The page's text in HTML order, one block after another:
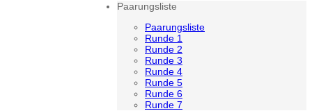
Paarungsliste
Paarungsliste
Runde 1
Runde 2
Runde 3
Runde 4
Runde 5
Runde 6
Runde 7